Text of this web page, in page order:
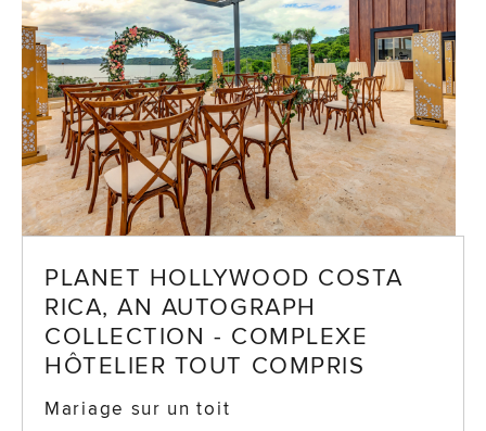
PLANET HOLLYWOOD COSTA
RICA, AN AUTOGRAPH
COLLECTION - COMPLEXE
HÔTELIER TOUT COMPRIS
Mariage sur un toit